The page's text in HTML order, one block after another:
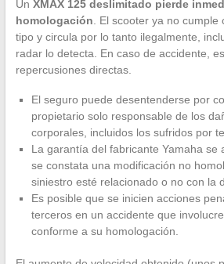
Un XMAX 125 deslimitado pierde
homologación . El scooter ya no
tipo y circula por lo tanto ilegalmente,
radar lo detecta. En caso de accidente,
repercusiones directas.
El seguro puede desentenderse por
propietario solo responsable de los
corporales, incluidos los sufridos por
La garantía del fabricante Yamaha se
se constata una modificación no
siniestro esté relacionado o no con la
Es posible que se inicien acciones
terceros en un accidente que
conforme a su homologación.